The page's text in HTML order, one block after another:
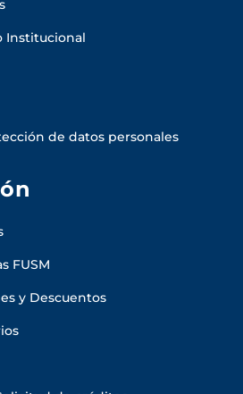
Institucional
de datos personales
FUSM
y Descuentos